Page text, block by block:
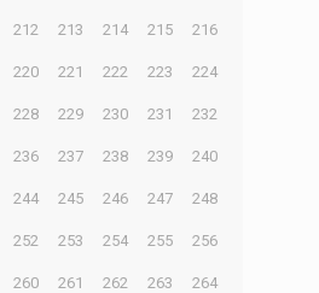
212 213 214 215 216
220 221 222 223 224
228 229 230 231 232
236 237 238 239 240
244 245 246 247 248
252 253 254 255 256
260 261 262 263 264